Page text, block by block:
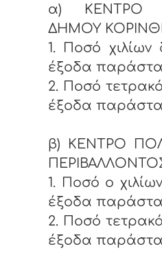
α) ΚΕΝΤΡΟ
ΔΗΜΟΥ
1. Ποσό
έξοδα
2. Ποσό
έξοδα
β) ΚΕΝΤΡΟ
1. Ποσό ο
έξοδα
2. Ποσό
έξοδα